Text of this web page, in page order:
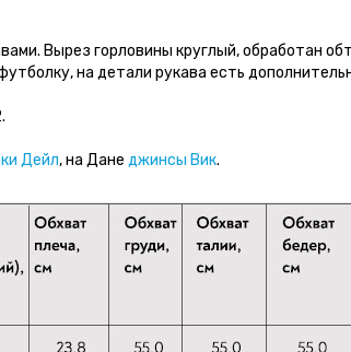
Вырез горловины круглый, обработан
на детали рукава есть
Дейл, на Дане джинсы Вик.